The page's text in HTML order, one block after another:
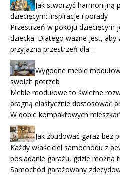
Jak stworzyć harmonijną
dziecięcym: inspiracje i porady
Przestrzeń w pokoju dziecięcym
dziecka. Dlatego ważne jest,
przyjazną przestrzeń dla …
Wygodne meble
swoich potrzeb
Meble modułowe to świetne
pragną elastycznie dostosować
W dobie kompaktowych
Jak zbudować garaż bez
Każdy właściciel samochodu z
posiadanie garażu, gdzie można
Samochód garażowany